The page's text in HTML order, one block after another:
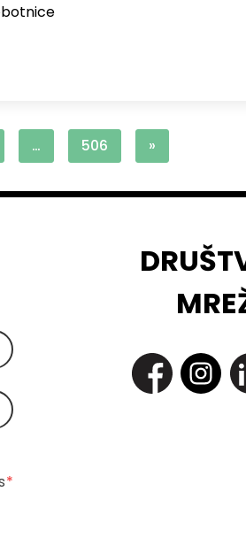
… 506 »
*